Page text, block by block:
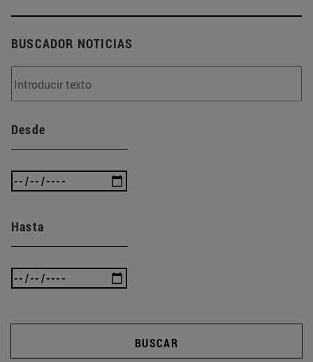
BUSCADOR NOTICIAS
Desde
Hasta
BUSCAR